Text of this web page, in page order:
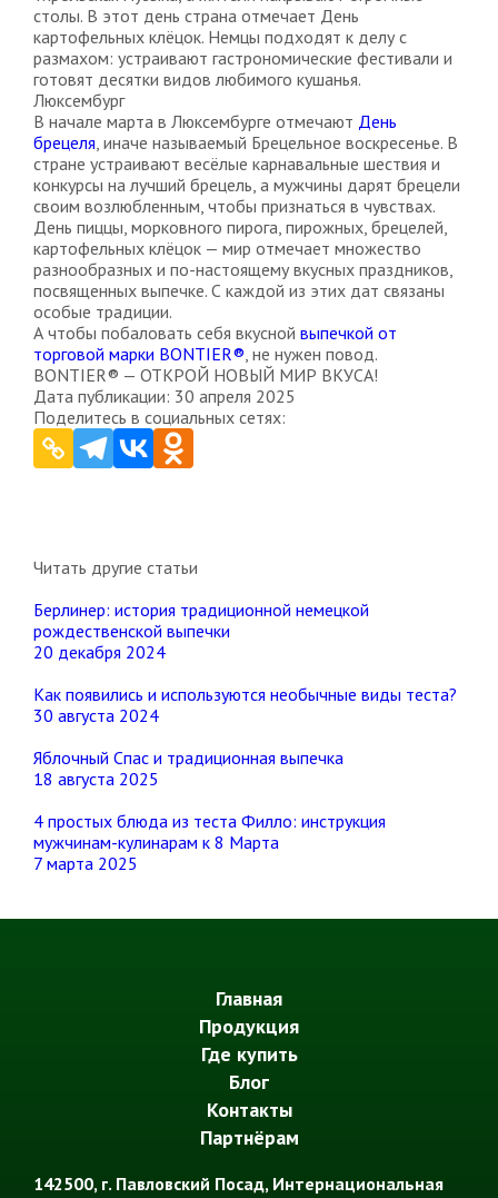
столы. В этот день страна отмечает День
картофельных клёцок. Немцы подходят к делу с
размахом: устраивают гастрономические фестивали и
готовят десятки видов любимого кушанья.
Люксембург
В начале марта в Люксембурге отмечают День
брецеля, иначе называемый Брецельное воскресенье. В
стране устраивают весёлые карнавальные шествия и
конкурсы на лучший брецель, а мужчины дарят брецели
своим возлюбленным, чтобы признаться в чувствах.
День пиццы, морковного пирога, пирожных, брецелей,
картофельных клёцок — мир отмечает множество
разнообразных и по-настоящему вкусных праздников,
посвященных выпечке. С каждой из этих дат связаны
особые традиции.
А чтобы побаловать себя вкусной выпечкой от
торговой марки BONTIER®, не нужен повод.
BONTIER® — ОТКРОЙ НОВЫЙ МИР ВКУСА!
Дата публикации: 30 апреля 2025
Поделитесь в социальных сетях:
Читать другие статьи
Берлинер: история традиционной немецкой
рождественской выпечки
20 декабря 2024
Как появились и используются необычные виды теста?
30 августа 2024
Яблочный Спас и традиционная выпечка
18 августа 2025
4 простых блюда из теста Филло: инструкция
мужчинам-кулинарам к 8 Марта
7 марта 2025
Главная
Продукция
Где купить
Блог
Контакты
Партнёрам
142500, г. Павловский Посад, Интернациональная